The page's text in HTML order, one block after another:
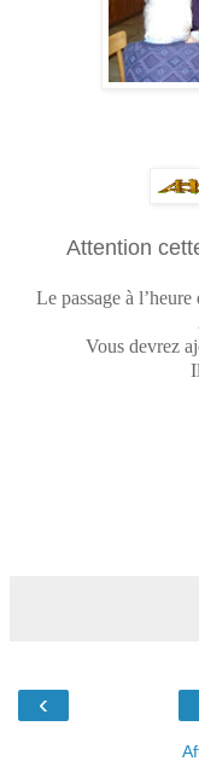
Attention
Le passage à
Vous devrez
I
‹